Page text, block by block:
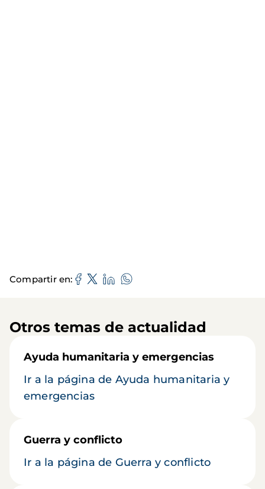
Compartir en
Otros temas de actualidad
Ayuda humanitaria y emergencias
Ir a la página de Ayuda humanitaria y
emergencias
Guerra y conflicto
Ir a la página de Guerra y conflicto